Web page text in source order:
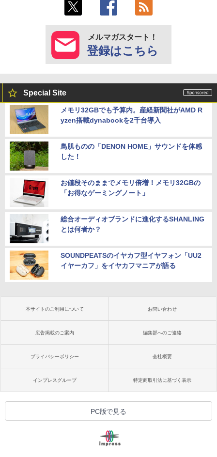
メルマガスタート！
登録はこちら
Special Site
メモリ32GBでも予算内。産経新聞社がAMD R
yzen搭載dynabookを2千台導入
鳥肌ものの「DENON HOME」サウンドを体感
した！
お値段そのままでメモリ倍増！メモリ32GBの
「お得なゲーミングノート」
総合オーディオブランドに進化するSHANLING
とは何者か？
SOUNDPEATSのイヤカフ型イヤフォン「UU2
イヤーカフ」をイヤカフマニアが語る
本サイトのご利用について お問い合わせ
広告掲載のご案内 編集部へのご連絡
プライバシーポリシー 会社概要
インプレスグループ 特定商取引法に基づく表示
PC版で見る